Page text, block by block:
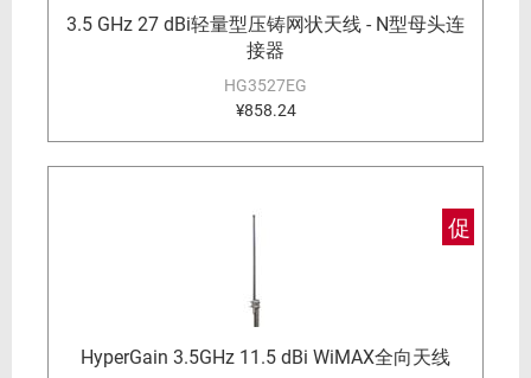
3.5 GHz 27 dBi轻量型压铸网状天线 - N型母头连
接器
HG3527EG
¥858.24
促
HyperGain 3.5GHz 11.5 dBi WiMAX全向天线